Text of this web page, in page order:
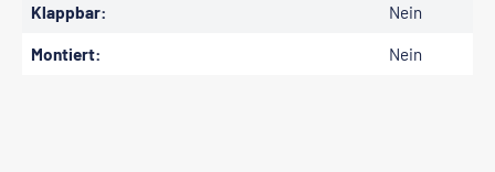
Klappbar: Nein
Montiert: Nein